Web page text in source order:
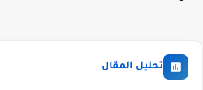
تحليل المقال